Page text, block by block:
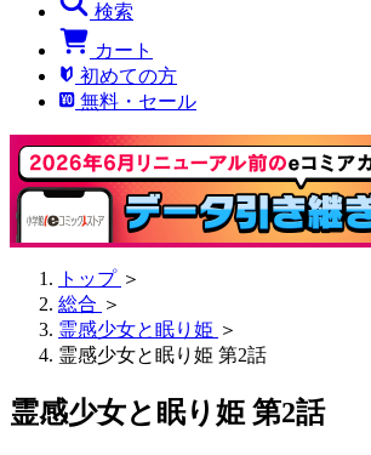
検索
カート
初めての方
無料・セール
トップ ＞
総合 ＞
霊感少女と眠り姫 ＞
霊感少女と眠り姫 第2話
霊感少女と眠り姫 第2話